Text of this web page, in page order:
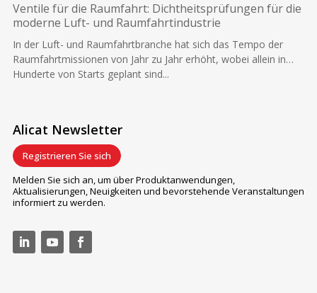
Ventile für die Raumfahrt: Dichtheitsprüfungen für die
moderne Luft- und Raumfahrtindustrie
In der Luft- und Raumfahrtbranche hat sich das Tempo der
Raumfahrtmissionen von Jahr zu Jahr erhöht, wobei allein in…
Hunderte von Starts geplant sind...
Alicat Newsletter
Registrieren Sie sich
Melden Sie sich an, um über Produktanwendungen,
Aktualisierungen, Neuigkeiten und bevorstehende Veranstaltungen
informiert zu werden.